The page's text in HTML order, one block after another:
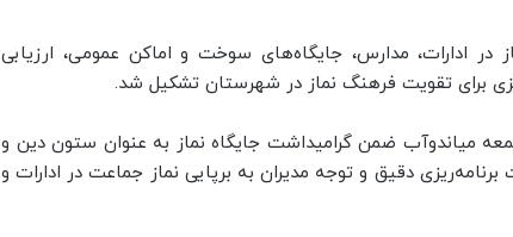
ادارات، مدارس، جایگاه‌های سوخت و اماکن عمومی، ارزیابی
برای تقویت فرهنگ نماز در شهرستان تشکیل شد.
میاندوآب ضمن گرامیداشت جایگاه نماز به عنوان ستون دین و
دقیق و توجه مدیران به برپایی نماز جماعت در ادارات و